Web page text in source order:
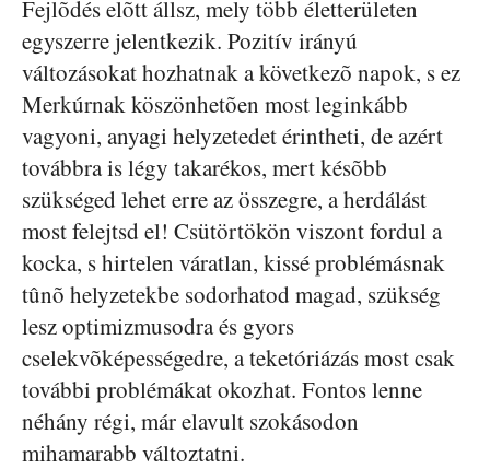
Fejlõdés elõtt állsz, mely több életterületen
egyszerre jelentkezik. Pozitív irányú
változásokat hozhatnak a következõ napok, s ez
Merkúrnak köszönhetõen most leginkább
vagyoni, anyagi helyzetedet érintheti, de azért
továbbra is légy takarékos, mert késõbb
szükséged lehet erre az összegre, a herdálást
most felejtsd el! Csütörtökön viszont fordul a
kocka, s hirtelen váratlan, kissé problémásnak
tûnõ helyzetekbe sodorhatod magad, szükség
lesz optimizmusodra és gyors
cselekvõképességedre, a teketóriázás most csak
további problémákat okozhat. Fontos lenne
néhány régi, már elavult szokásodon
mihamarabb változtatni.